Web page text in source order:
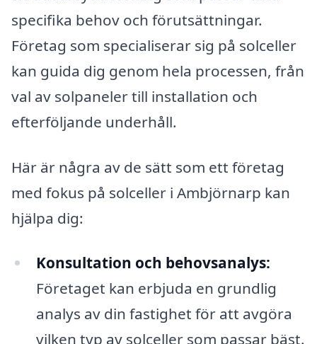
specifika behov och förutsättningar.
Företag som specialiserar sig på solceller
kan guida dig genom hela processen, från
val av solpaneler till installation och
efterföljande underhåll.
Här är några av de sätt som ett företag
med fokus på solceller i Ambjörnarp kan
hjälpa dig:
Konsultation och behovsanalys:
Företaget kan erbjuda en grundlig
analys av din fastighet för att avgöra
vilken typ av solceller som passar bäst.